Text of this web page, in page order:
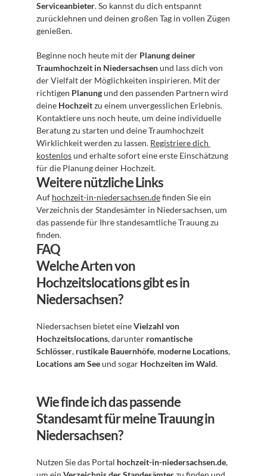
Serviceanbieter. So kannst du dich entspannt
zurücklehnen und deinen großen Tag in vollen Zügen
genießen.
Beginne noch heute mit der Planung deiner
Traumhochzeit in Niedersachsen und lass dich von
der Vielfalt der Möglichkeiten inspirieren. Mit der
richtigen Planung und den passenden Partnern wird
deine Hochzeit zu einem unvergesslichen Erlebnis.
Kontaktiere uns noch heute, um deine individuelle
Beratung zu starten und deine Traumhochzeit
Wirklichkeit werden zu lassen. Registriere dich
kostenlos und erhalte sofort eine erste Einschätzung
für die Planung deiner Hochzeit.
Weitere nützliche Links
Auf hochzeit-in-niedersachsen.de finden Sie ein
Verzeichnis der Standesämter in Niedersachsen, um
das passende für Ihre standesamtliche Trauung zu
finden.
FAQ
Welche Arten von
Hochzeitslocations gibt es in
Niedersachsen?
Niedersachsen bietet eine Vielzahl von
Hochzeitslocations, darunter romantische
Schlösser, rustikale Bauernhöfe, moderne Locations
Locations am See und sogar Hochzeiten im Wald.
Wie finde ich das passende
Standesamt für meine Trauung in
Niedersachsen?
Nutzen Sie das Portal hochzeit-in-niedersachsen.de,